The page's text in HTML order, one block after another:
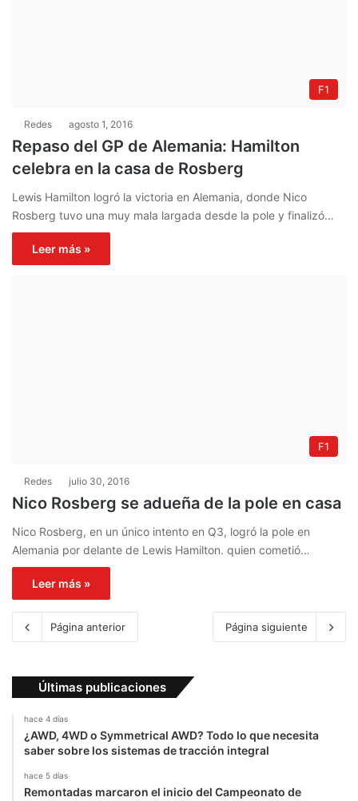
F1
Redes agosto 1, 2016
Repaso del GP de Alemania: Hamilton
celebra en la casa de Rosberg
Lewis Hamilton logró la victoria en Alemania, donde Nico
Rosberg tuvo una muy mala largada desde la pole y finalizó…
Leer más »
F1
Redes julio 30, 2016
Nico Rosberg se adueña de la pole en casa
Nico Rosberg, en un único intento en Q3, logró la pole en
Alemania por delante de Lewis Hamilton. quien cometió…
Leer más »
Página anterior Página siguiente
Últimas publicaciones
hace 4 días
¿AWD, 4WD o Symmetrical AWD? Todo lo que necesita
saber sobre los sistemas de tracción integral
hace 5 días
Remontadas marcaron el inicio del Campeonato de